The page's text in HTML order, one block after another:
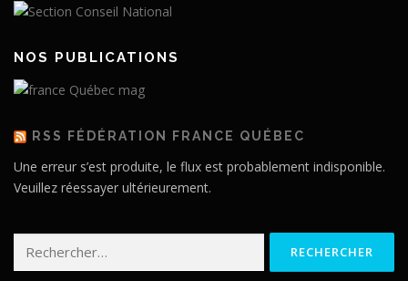
NOS PUBLICATIONS
RSS FÉDÉRATION FRANCE QUÉBEC
Une erreur s’est produite, le flux est probablement indisponible.
Veuillez réessayer ultérieurement.
Rechercher :